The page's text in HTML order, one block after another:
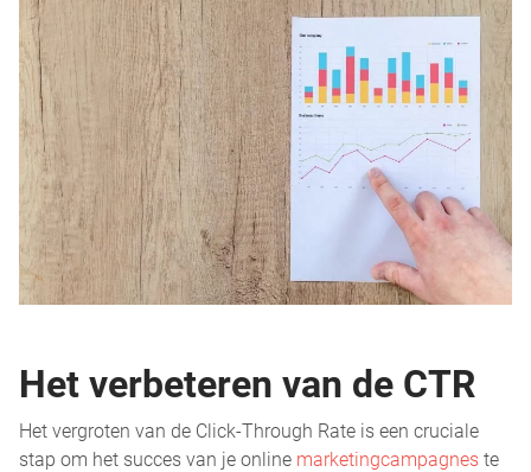
Het verbeteren van de CTR
Het vergroten van de Click-Through Rate is een cruciale
stap om het succes van je online marketingcampagnes te